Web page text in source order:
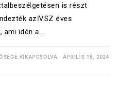
is részt
azIVSZ éves
ami idén a…
KIKAPCSOLVA ÁPRILIS 18, 2024